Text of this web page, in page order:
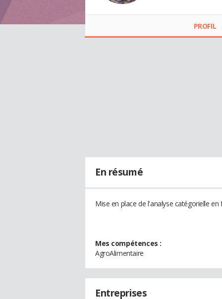
PROFIL
En résumé
Mise en place de l'analyse catégorielle en
Mes compétences :
AgroAlimentaire
Entreprises